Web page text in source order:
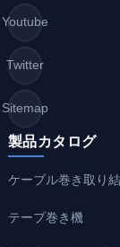
Youtube
Twitter
Sitemap
製品カタログ
ケーブル巻き取り
テープ巻き機